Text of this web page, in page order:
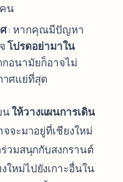
น
: หากคุณมีปัญหา
โปรดอย่ามาใน
อนามัยก็อาจไม่
ศแย่ที่สุด
นให้วางแผนการเดิน
จะมาอยู่ที่เชียงใหม่
ร่วมสนุกกับสงกรานต์
ใหม่ไปยังเกาะอื่นใน